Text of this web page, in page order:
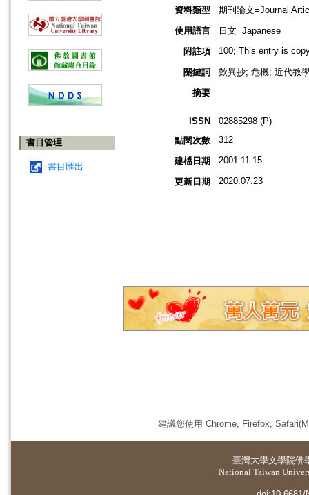
書目管理
書目匯出
資料類型
期刊論文=Journal
使用語言
日文=Japanese
附註項
100; This entry is
關鍵詞
歎異抄; 危機; 近代教
摘要
ISSN
02885298 (P)
點閱次數
312
建檔日期 2001.11.15
更新日期 2020.07.23
建議您使用 Chrome, Firefox,
臺灣大學文學院佛
National Taiwan